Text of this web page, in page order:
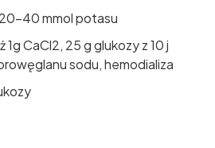
40 mmol potasu
1g CaCl2, 25 g glukozy z 10 j
sodu, hemodializa